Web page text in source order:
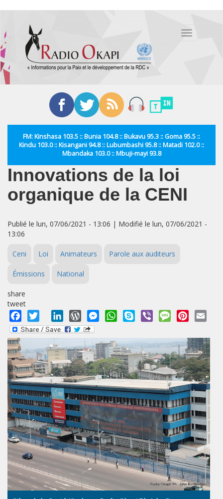
contenu
principal
Toggle
FM: Kinshasa 103.5 :: Bunia 104.8 :: Bukavu 95.3 :: Goma 95.5 ::
Kindu 103.0 :: Kisangani 94.8 :: Lubumbashi 95.8 :: Matadi 102.0 ::
Mbandaka 103.0 :: Mbuji-mayi 93.8
Innovations de la loi
organique de la CENI
Publié le lun, 07/06/2021 - 13:06 | Modifié le lun, 07/06/2021 -
13:06
Ceni Loi Animateurs Parole aux auditeurs
Émissions National
share
tweet
Facebook
Twitter LinkedInWordPressMessengerWhatsApp
Skype Viber MessagePinterest